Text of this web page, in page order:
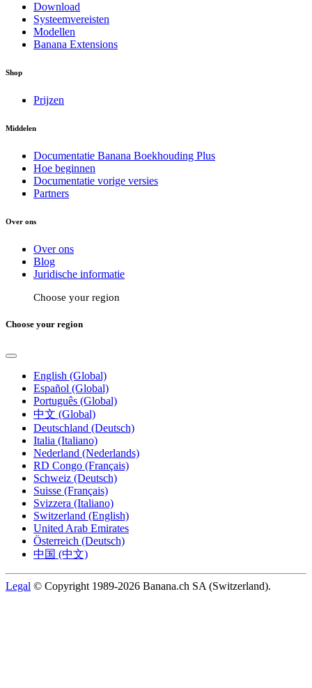
Download
Systeemvereisten
Modellen
Banana Extensions
Shop
Prijzen
Middelen
Documentatie Banana Boekhouding Plus
Hoe beginnen
Documentatie vorige versies
Partners
Over ons
Over ons
Blog
Juridische informatie
Choose your region
Choose your region
English (Global)
Español (Global)
Português (Global)
中文 (Global)
Deutschland (Deutsch)
Italia (Italiano)
Nederland (Nederlands)
RD Congo (Français)
Schweiz (Deutsch)
Suisse (Français)
Svizzera (Italiano)
Switzerland (English)
United Arab Emirates
Österreich (Deutsch)
中国 (中文)
Legal © Copyright 1989-2026 Banana.ch SA (Switzerland).